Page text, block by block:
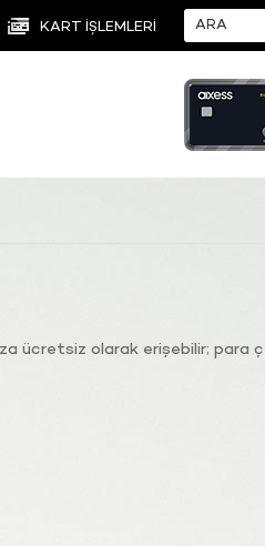
KART İŞLEMLERİ
ücretsiz olarak erişebilir; para